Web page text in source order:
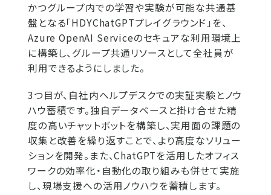
かつグループ内での学習や実験が可能な共通基
盤となる「HDYChatGPTプレイグラウンド」を、
Azure OpenAI Serviceのセキュアな利用環境上
に構築し、グループ共通リソースとして全社員が
利用できるようにしました。
3つ目が、自社内ヘルプデスクでの実証実験とノウ
ハウ蓄積です。独自データベースと掛け合せた精
度の高いチャットボットを構築し、実用面の課題の
収集と改善を繰り返すことで、より高度なソリュー
ションを開発。また、ChatGPTを活用したオフィス
ワークの効率化・自動化の取り組みも併せて実施
し、現場支援への活用ノウハウを蓄積します。